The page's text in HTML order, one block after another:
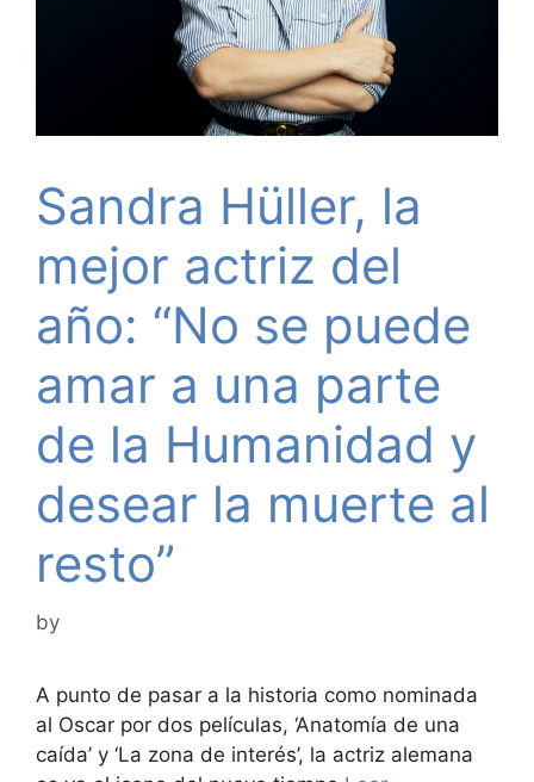
Sandra Hüller, la
mejor actriz del
año: “No se puede
amar a una parte
de la Humanidad y
desear la muerte al
resto”
by
A punto de pasar a la historia como nominada
al Oscar por dos películas, ‘Anatomía de una
caída’ y ‘La zona de interés’, la actriz alemana